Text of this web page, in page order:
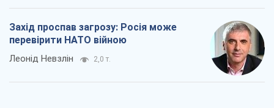
Захід проспав загрозу: Росія може
перевірити НАТО війною
Леонід Невзлін 2,0 т.